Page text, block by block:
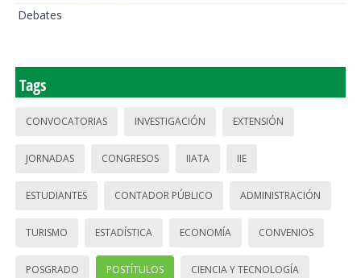
Debates
Tags
CONVOCATORIAS INVESTIGACIÓN EXTENSIÓN
JORNADAS CONGRESOS IIATA IIE
ESTUDIANTES CONTADOR PÚBLICO ADMINISTRACIÓN
TURISMO ESTADÍSTICA ECONOMÍA CONVENIOS
POSGRADO POSTÍTULOS CIENCIA Y TECNOLOGÍA